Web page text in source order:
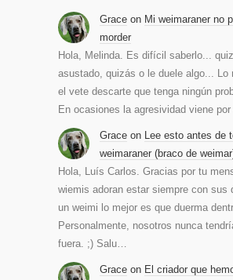
Grace on Mi weimaraner no
morder
Hola, Melinda. Es difícil saberlo...
asustado, quizás o le duele algo... Lo
el vete descarte que tenga ningún
En ocasiones la agresividad viene por
Grace on
Lee esto antes de
weimaraner (braco de
Hola, Luís Carlos. Gracias por tu
wiemis adoran estar siempre con sus
un weimi lo mejor es que duerma
Personalmente, nosotros nunca
fuera. ;) Salu…
Grace on El criador que